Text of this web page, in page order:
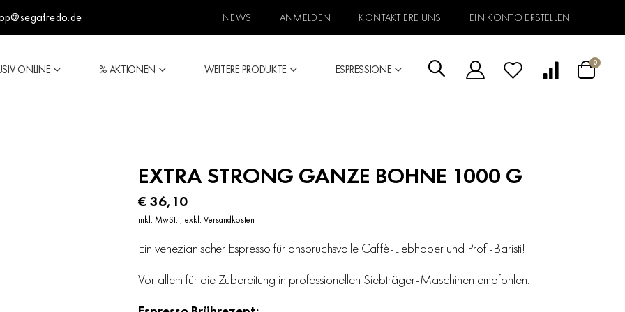
NEWS ANMELDEN KONTAKTIERE UNS EIN KONTO ERSTELLEN
ONLINE % AKTIONEN WEITERE PRODUKTE ESPRESSIONE
Warenkorb
0Artikel
EXTRA STRONG GANZE BOHNE 1000 G
€ 36,10
inkl. MwSt. ,exkl.Versandkosten
Ein venezianischer Espresso für anspruchsvolle Caffè-Liebhaber und Profi-Baristi!
Vor allem für die Zubereitung in professionellen Siebträger-Maschinen empfohlen.